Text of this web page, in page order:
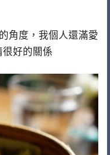
角度，我個人還滿愛
好的關係